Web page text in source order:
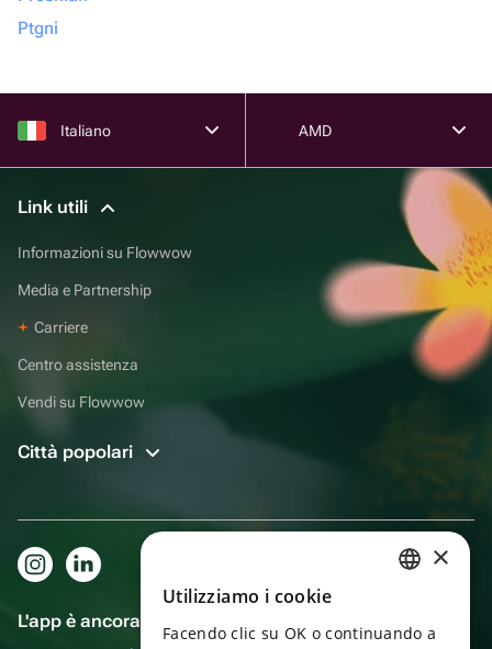
Ptgni
Italiano AMD
Link utili
Informazioni su Flowwow
Media e Partnership
Carriere
Centro assistenza
Vendi su Flowwow
Città popolari
L'app è ancora più comoda!
ENGLISH
×
Utilizziamo i cookie
Facendo clic su OK o continuando a